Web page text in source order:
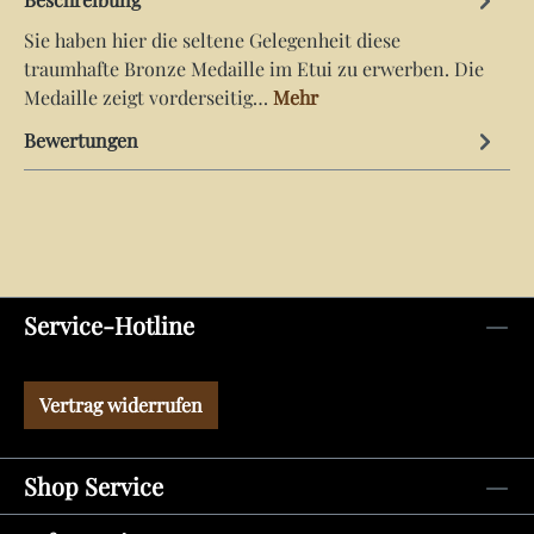
Sie haben hier die seltene Gelegenheit diese
traumhafte Bronze Medaille im Etui zu erwerben. Die
Medaille zeigt vorderseitig… Mehr
Bewertungen
Service-Hotline
Vertrag widerrufen
Shop Service